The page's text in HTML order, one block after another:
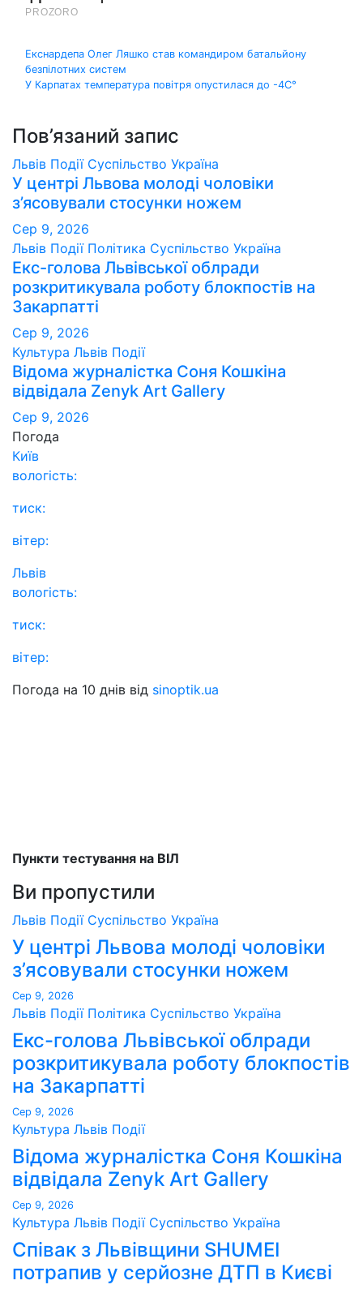
Навігація
записів
Екснардепа Олег Ляшко став командиром батальйону
безпілотних систем
У Карпатах температура повітря опустилася до -4С°
Пов’язаний запис
Львів Події Суспільство Україна
У центрі Львова молоді чоловіки
з’ясовували стосунки ножем
Сер 9, 2026
Львів Події Політика Суспільство Україна
Екс-голова Львівської облради
розкритикувала роботу блокпостів на
Закарпатті
Сер 9, 2026
Культура Львів Події
Відома журналістка Соня Кошкіна
відвідала Zenyk Art Gallery
Сер 9, 2026
Погода
Київ
вологість:
тиск:
вітер:
Львів
вологість:
тиск:
вітер:
Погода на 10 днів від sinoptik.ua
Пункти тестування на ВІЛ
Ви пропустили
Львів Події Суспільство Україна
У центрі Львова молоді чоловіки
з’ясовували стосунки ножем
Сер 9, 2026
Львів Події Політика Суспільство Україна
Екс-голова Львівської облради
розкритикувала роботу блокпостів
на Закарпатті
Сер 9, 2026
Культура Львів Події
Відома журналістка Соня Кошкіна
відвідала Zenyk Art Gallery
Сер 9, 2026
Культура Львів Події Суспільство Україна
Співак з Львівщини SHUMEI
потрапив у серйозне ДТП в Києві